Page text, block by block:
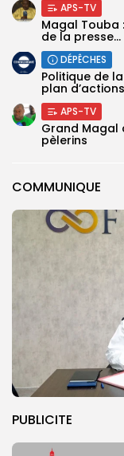
COMMUNIQUE
PUBLICITE
APS-TV
Magal Touba
de la presse...
DÉPÊCHES
Politique de
plan
APS-TV
Grand Magal
pèlerins